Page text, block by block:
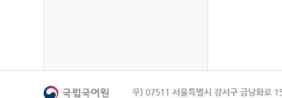
우) 07511 서울특별시 강서구 금낭화로